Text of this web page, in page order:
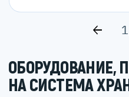
ОБОРУДОВАНИЕ,
НА СИСТЕМА